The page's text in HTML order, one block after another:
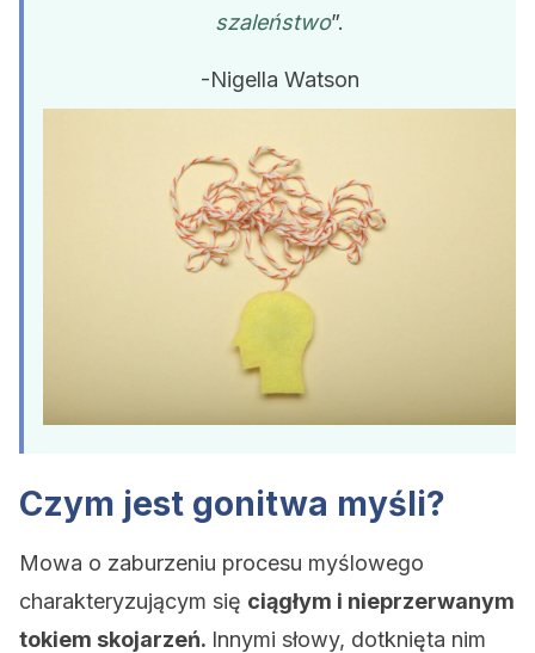
szaleństwo”.
-Nigella Watson
Czym jest gonitwa myśli?
Mowa o zaburzeniu procesu myślowego
charakteryzującym się ciągłym i nieprzerwanym
tokiem skojarzeń. Innymi słowy, dotknięta nim